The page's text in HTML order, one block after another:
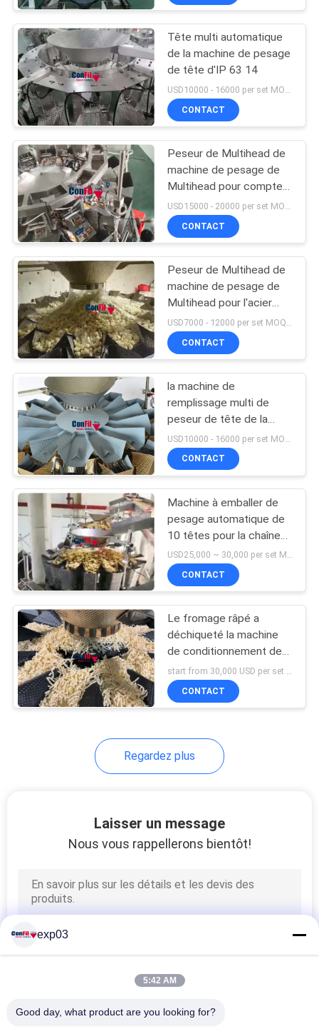
PLAN
DU
SITE
PRIVACY
POLICY
Tête multi automatique
de la machine de pesage
de tête d'IP 63 14
USD10000 - 16000 per set MOQ:1 ensemble
CONTACT
Peseur de Multihead de
machine de pesage de
Multihead pour compter
des poches ou la
décharge sèche de
poids excessif de
CONTACT
Peseur de Multihead de
machine de pesage de
Multihead pour l'acier
inoxydable d'ail
CONTACT
la machine de
remplissage multi de
peseur de tête de la
machine à emballer de la
tête 200gram 14 a gravé
extérieur en refief
CONTACT
Machine à emballer de
pesage automatique de
10 têtes pour la chaîne
d'emballage de la
boulangerie VFFS de
crêpes
USD25,000 ~ 30,000 per set MOQ:1 ensemble
CONTACT
Le fromage râpé a
déchiqueté la machine
de conditionnement de
fromage 2000 grammes start from 30,000 USD per set FOB Shunde China MOQ:1 ensemble
CONTACT
Regardez plus
Laisser un message
Nous vous rappellerons bientôt!
exp03
5:42 AM
Good day, what product are you looking for?